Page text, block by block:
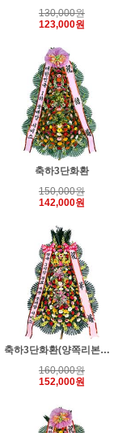
130,000원
123,000원
축하3단화환
150,000원
142,000원
축하3단화환(양쪽리본분리)
160,000원
152,000원